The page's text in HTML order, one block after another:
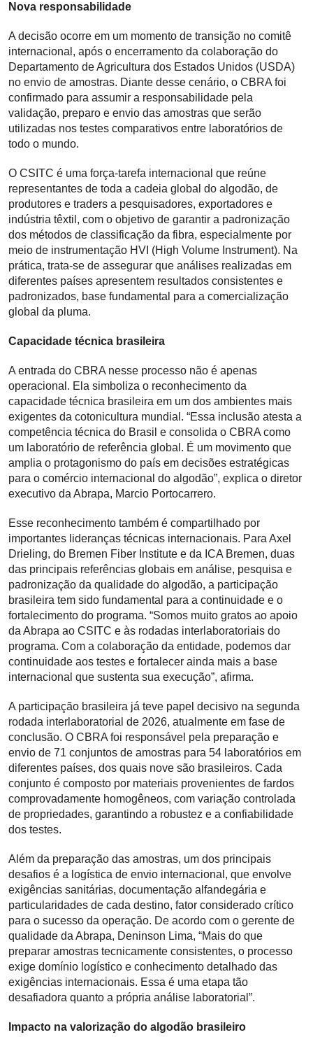
Nova responsabilidade
A decisão ocorre em um momento de transição no comitê
internacional, após o encerramento da colaboração do
Departamento de Agricultura dos Estados Unidos (USDA)
no envio de amostras. Diante desse cenário, o CBRA foi
confirmado para assumir a responsabilidade pela
validação, preparo e envio das amostras que serão
utilizadas nos testes comparativos entre laboratórios de
todo o mundo.
O CSITC é uma força-tarefa internacional que reúne
representantes de toda a cadeia global do algodão, de
produtores e traders a pesquisadores, exportadores e
indústria têxtil, com o objetivo de garantir a padronização
dos métodos de classificação da fibra, especialmente por
meio de instrumentação HVI (High Volume Instrument). Na
prática, trata-se de assegurar que análises realizadas em
diferentes países apresentem resultados consistentes e
padronizados, base fundamental para a comercialização
global da pluma.
Capacidade técnica brasileira
A entrada do CBRA nesse processo não é apenas
operacional. Ela simboliza o reconhecimento da
capacidade técnica brasileira em um dos ambientes mais
exigentes da cotonicultura mundial. “Essa inclusão atesta a
competência técnica do Brasil e consolida o CBRA como
um laboratório de referência global. É um movimento que
amplia o protagonismo do país em decisões estratégicas
para o comércio internacional do algodão”, explica o diretor
executivo da Abrapa, Marcio Portocarrero.
Esse reconhecimento também é compartilhado por
importantes lideranças técnicas internacionais. Para Axel
Drieling, do Bremen Fiber Institute e da ICA Bremen, duas
das principais referências globais em análise, pesquisa e
padronização da qualidade do algodão, a participação
brasileira tem sido fundamental para a continuidade e o
fortalecimento do programa. “Somos muito gratos ao apoio
da Abrapa ao CSITC e às rodadas interlaboratoriais do
programa. Com a colaboração da entidade, podemos dar
continuidade aos testes e fortalecer ainda mais a base
internacional que sustenta sua execução”, afirma.
A participação brasileira já teve papel decisivo na segunda
rodada interlaboratorial de 2026, atualmente em fase de
conclusão. O CBRA foi responsável pela preparação e
envio de 71 conjuntos de amostras para 54 laboratórios em
diferentes países, dos quais nove são brasileiros. Cada
conjunto é composto por materiais provenientes de fardos
comprovadamente homogêneos, com variação controlada
de propriedades, garantindo a robustez e a confiabilidade
dos testes.
Além da preparação das amostras, um dos principais
desafios é a logística de envio internacional, que envolve
exigências sanitárias, documentação alfandegária e
particularidades de cada destino, fator considerado crítico
para o sucesso da operação. De acordo com o gerente de
qualidade da Abrapa, Deninson Lima, “Mais do que
preparar amostras tecnicamente consistentes, o processo
exige domínio logístico e conhecimento detalhado das
exigências internacionais. Essa é uma etapa tão
desafiadora quanto a própria análise laboratorial”.
Impacto na valorização do algodão brasileiro